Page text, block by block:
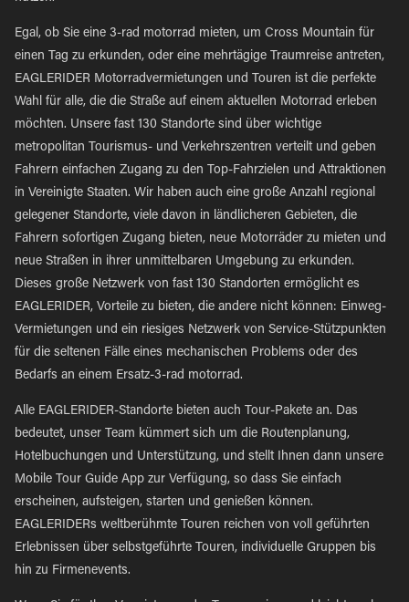
Egal, ob Sie eine 3-rad motorrad mieten, um Cross Mountain für
einen Tag zu erkunden, oder eine mehrtägige Traumreise antreten,
EAGLERIDER Motorradvermietungen und Touren ist die perfekte
Wahl für alle, die die Straße auf einem aktuellen Motorrad erleben
möchten. Unsere fast 130 Standorte sind über wichtige
metropolitan Tourismus- und Verkehrszentren verteilt und geben
Fahrern einfachen Zugang zu den Top-Fahrzielen und Attraktionen
in Vereinigte Staaten. Wir haben auch eine große Anzahl regional
gelegener Standorte, viele davon in ländlicheren Gebieten, die
Fahrern sofortigen Zugang bieten, neue Motorräder zu mieten und
neue Straßen in ihrer unmittelbaren Umgebung zu erkunden.
Dieses große Netzwerk von fast 130 Standorten ermöglicht es
EAGLERIDER, Vorteile zu bieten, die andere nicht können: Einweg-
Vermietungen und ein riesiges Netzwerk von Service-Stützpunkten
für die seltenen Fälle eines mechanischen Problems oder des
Bedarfs an einem Ersatz-3-rad motorrad.
Alle EAGLERIDER-Standorte bieten auch Tour-Pakete an. Das
bedeutet, unser Team kümmert sich um die Routenplanung,
Hotelbuchungen und Unterstützung, und stellt Ihnen dann unsere
Mobile Tour Guide App zur Verfügung, so dass Sie einfach
erscheinen, aufsteigen, starten und genießen können.
EAGLERIDERs weltberühmte Touren reichen von voll geführten
Erlebnissen über selbstgeführte Touren, individuelle Gruppen bis
hin zu Firmenevents.